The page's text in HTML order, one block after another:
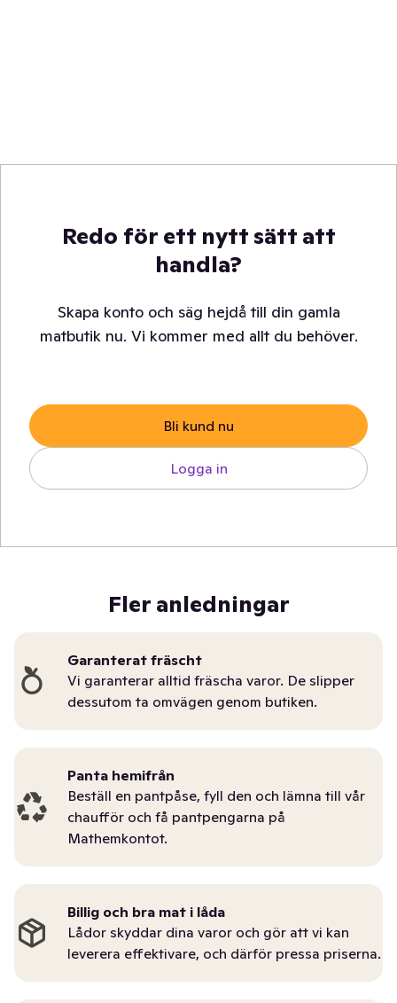
Redo för ett nytt sätt att
handla?
Skapa konto och säg hejdå till din gamla
matbutik nu. Vi kommer med allt du behöver.
Bli kund nu
Logga in
Fler anledningar
Garanterat fräscht
Vi garanterar alltid fräscha varor. De slipper
dessutom ta omvägen genom butiken.
Panta hemifrån
Beställ en pantpåse, fyll den och lämna till vår
chaufför och få pantpengarna på
Mathemkontot.
Billig och bra mat i låda
Lådor skyddar dina varor och gör att vi kan
leverera effektivare, och därför pressa priserna.